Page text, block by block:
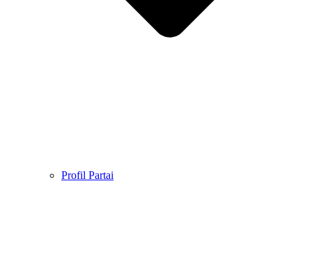
Profil Partai